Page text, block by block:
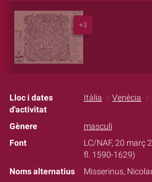
+3
Lloc i dates
d'activitat
Itàlia Venècia
Gènere
masculí
Font
LC/NAF, 20 març
fl. 1590-1629)
Noms alternatius
Misserinus,